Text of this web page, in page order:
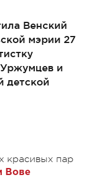
Венский
мэрии 27
и
детской
красивых пар
Вове